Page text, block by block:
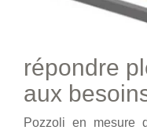
répondre
aux
Pozzoli en mesure